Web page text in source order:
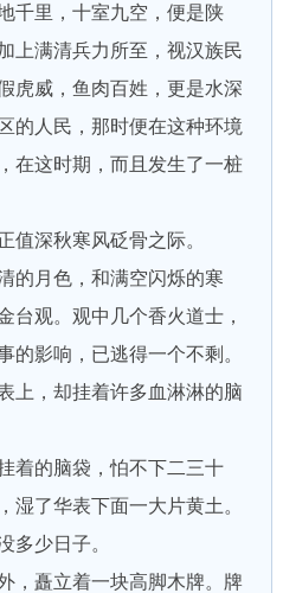
千里，十室九空，便是陕
上满清兵力所至，视汉族民
虎威，鱼肉百姓，更是水深
的人民，那时便在这种环境
在这时期，而且发生了一桩
深秋寒风砭骨之际。
月色，和满空闪烁的寒
台观。观中几个香火道士，
的影响，已逃得一个不剩。
上，却挂着许多血淋淋的脑
的脑袋，怕不下二三十
湿了华表下面一大片黄土。
多少日子。
矗立着一块高脚木牌。牌